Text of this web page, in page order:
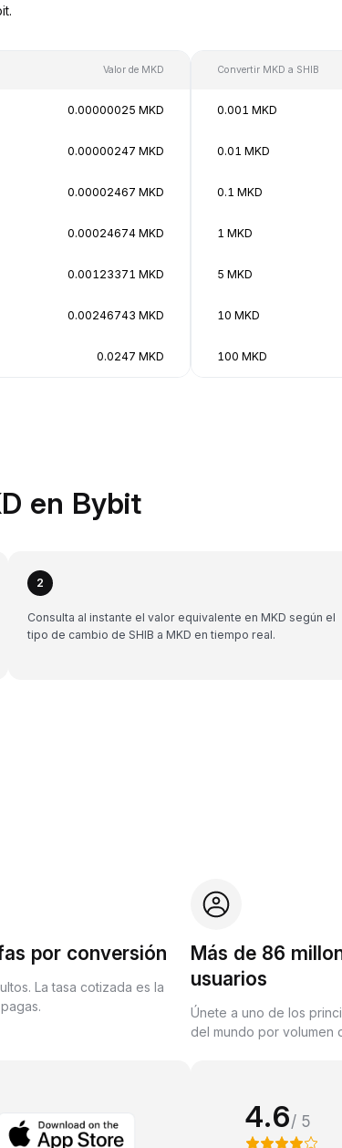
Valor de MKD
0.00000025 MKD
0.00000247 MKD
0.00002467 MKD
0.00024674 MKD
0.00123371 MKD
0.00246743 MKD
0.0247 MKD
Convertir MKD a SHIB
0.001 MKD
0.01 MKD
0.1 MKD
1 MKD
5 MKD
10 MKD
100 MKD
en Bybit
2
Consulta al instante el valor equivalente en MKD según el
tipo de cambio de SHIB a MKD en tiempo real.
por conversión
La tasa cotizada es la
Más de 86
usuarios
Únete a uno de los
del mundo por volumen
4.6/ 5